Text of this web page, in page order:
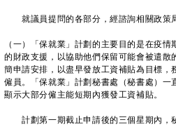
就議員提問的各部分，經諮詢相關政策
（一）「保就業」計劃的主要目的是在疫
的財政支援，以協助他們保留可能會被遣散
簡申請安排，以盡早發放工資補貼為目標，
僱員。「保就業」計劃秘書處（秘書處）一
顯示大部分僱主能短期內獲發工資補貼。
計劃第一期截止申請後的三個星期內，